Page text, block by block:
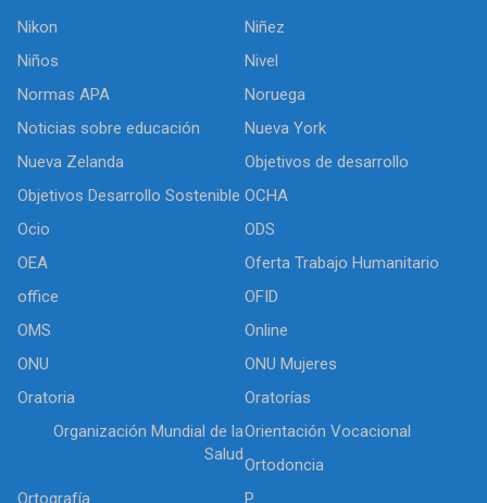
Nikon
Niñez
Niños
Nivel
Normas APA
Noruega
Noticias sobre educación
Nueva York
Nueva Zelanda
Objetivos de desarrollo
Objetivos Desarrollo Sostenible OCHA
Ocio
ODS
OEA
Oferta Trabajo Humanitario
office
OFID
OMS
Online
ONU
ONU Mujeres
Oratoria
Oratorías
Organización Mundial de la
Salud
Orientación Vocacional
Ortodoncia
Ortografía
P